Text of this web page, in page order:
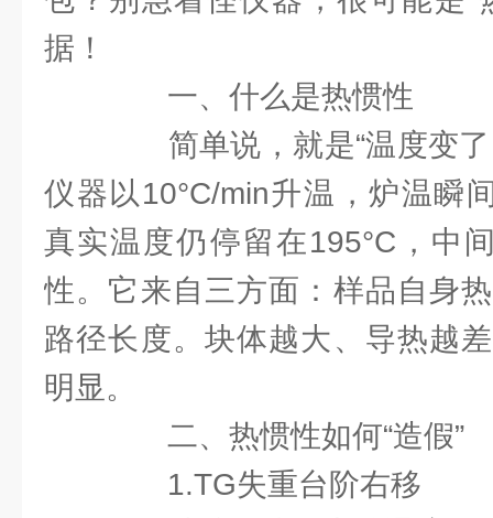
据！
一、什么是热惯性
简单说，就是“温度变了
仪器以10°C/min升温，炉温瞬
真实温度仍停留在195°C，中
性。它来自三方面：样品自身
路径长度。块体越大、导热越
明显。
二、热惯性如何“造假”
1.TG失重台阶右移